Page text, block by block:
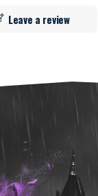
Leave a review